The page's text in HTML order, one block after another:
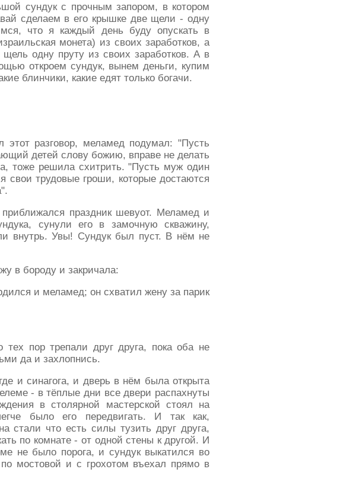
сундук с прочным запором, в котором
сделаем в его крышке две щели - одну
что я каждый день буду опускать в
монета) из своих заработков, а
одну пруту из своих заработков. А в
откроем сундук, вынем деньги, купим
блинчики, какие едят только богачи.
разговор, меламед подумал: "Пусть
детей слову божию, вправе не делать
тоже решила схитрить. "Пусть муж один
свои трудовые гроши, которые достаются
праздник шевуот. Меламед и
сунули его в замочную скважину,
внутрь. Увы! Сундук был пуст. В нём не
в бороду и закричала:
и меламед; он схватил жену за парик
тех пор трепали друг друга, пока оба не
да и захлопнись.
и синагога, и дверь в нём была открыта
- в тёплые дни все двери распахнуты
в столярной мастерской стоял на
было его передвигать. И так как,
стали что есть силы тузить друг друга,
по комнате - от одной стены к другой. И
не было порога, и сундук выкатился во
мостовой и с грохотом въехал прямо в